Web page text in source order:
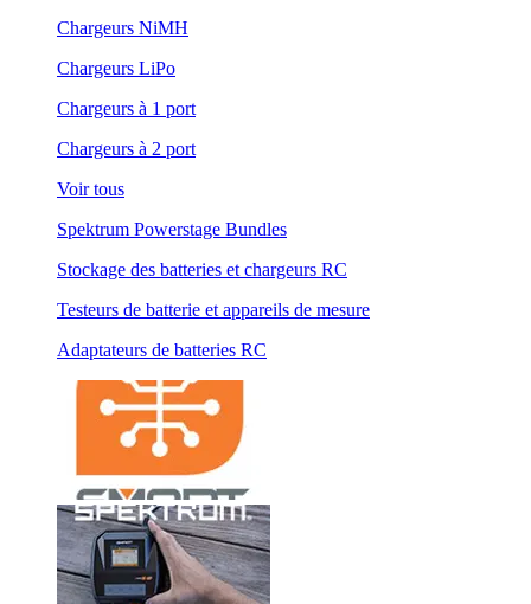
Chargeurs NiMH
Chargeurs LiPo
Chargeurs à 1 port
Chargeurs à 2 port
Voir tous
Spektrum Powerstage Bundles
Stockage des batteries et chargeurs RC
Testeurs de batterie et appareils de mesure
Adaptateurs de batteries RC